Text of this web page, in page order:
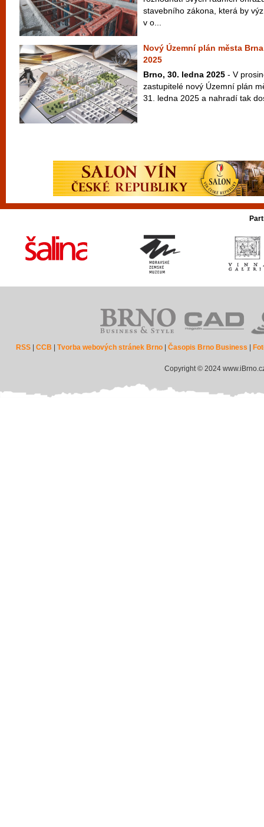
stavebního zákona, která by
v o...
Nový Územní plán města
2025
Brno, 30. ledna 2025 - V
zastupitelé nový Územní plán
31. ledna 2025 a nahradí tak
RSS |CCB |Tvorba webových stránek Brno |Časopis Brno Business
Copyright © 2024